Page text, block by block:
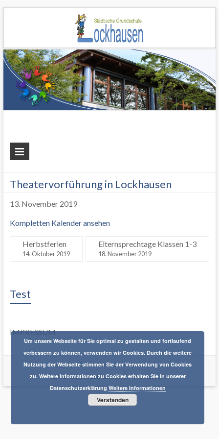
Theatervorführung in Lockhausen
13. November 2019
Kompletten Kalender ansehen
Herbstferien
14. Oktober 2019
Elternsprechtage Klassen 1-3
18. November 2019
Test
IMPRESSUM
Copyright © 2026Grundschule Lockhausen
DATENSCHUTZERKLÄRUNG
IMPRESSUM
Um unsere Webseite für Sie optimal zu gestalten und fortlaufend
verbessern zu können, verwenden wir Cookies. Durch die weitere
Nutzung der Webseite stimmen Sie der Verwendung von Cookies
zu. Weitere Informationen zu Cookies erhalten Sie in unserer
Datenschutzerklärung Weitere Informationen
Verstanden